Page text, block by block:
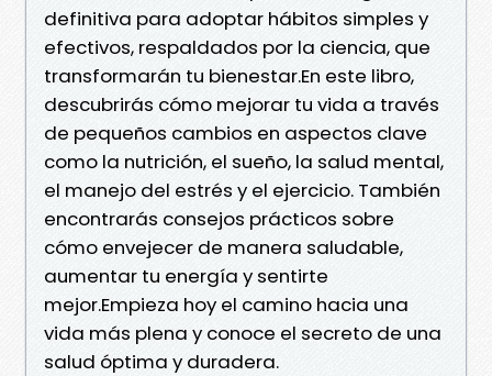
definitiva para adoptar hábitos simples y
efectivos, respaldados por la ciencia, que
transformarán tu bienestar.En este libro,
descubrirás cómo mejorar tu vida a través
de pequeños cambios en aspectos clave
como la nutrición, el sueño, la salud mental,
el manejo del estrés y el ejercicio. También
encontrarás consejos prácticos sobre
cómo envejecer de manera saludable,
aumentar tu energía y sentirte
mejor.Empieza hoy el camino hacia una
vida más plena y conoce el secreto de una
salud óptima y duradera.